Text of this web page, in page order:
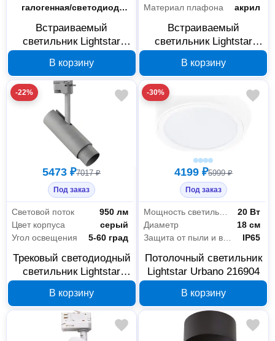
Тип лампы
галогенная/светодиодная
Встраиваемый
светильник Lightstar
В корзину
Материал плафона
акрил
Встраиваемый
светильник Lightstar
светодиодами 220092
В корзину
-22%
5473 ₽7017 ₽
Под заказ
Световой поток
950 лм
Цвет корпуса
серый
Угол освещения
5-60 град
Трековый светодиодный
светильник Lightstar
В корзину
-30%
4199 ₽5999 ₽
Под заказ
Мощность светильника
20 Вт
Диаметр
18 см
Защита от пыли и влаги
IP65
Потолочный светильник
Lightstar Urbano 216904
В корзину